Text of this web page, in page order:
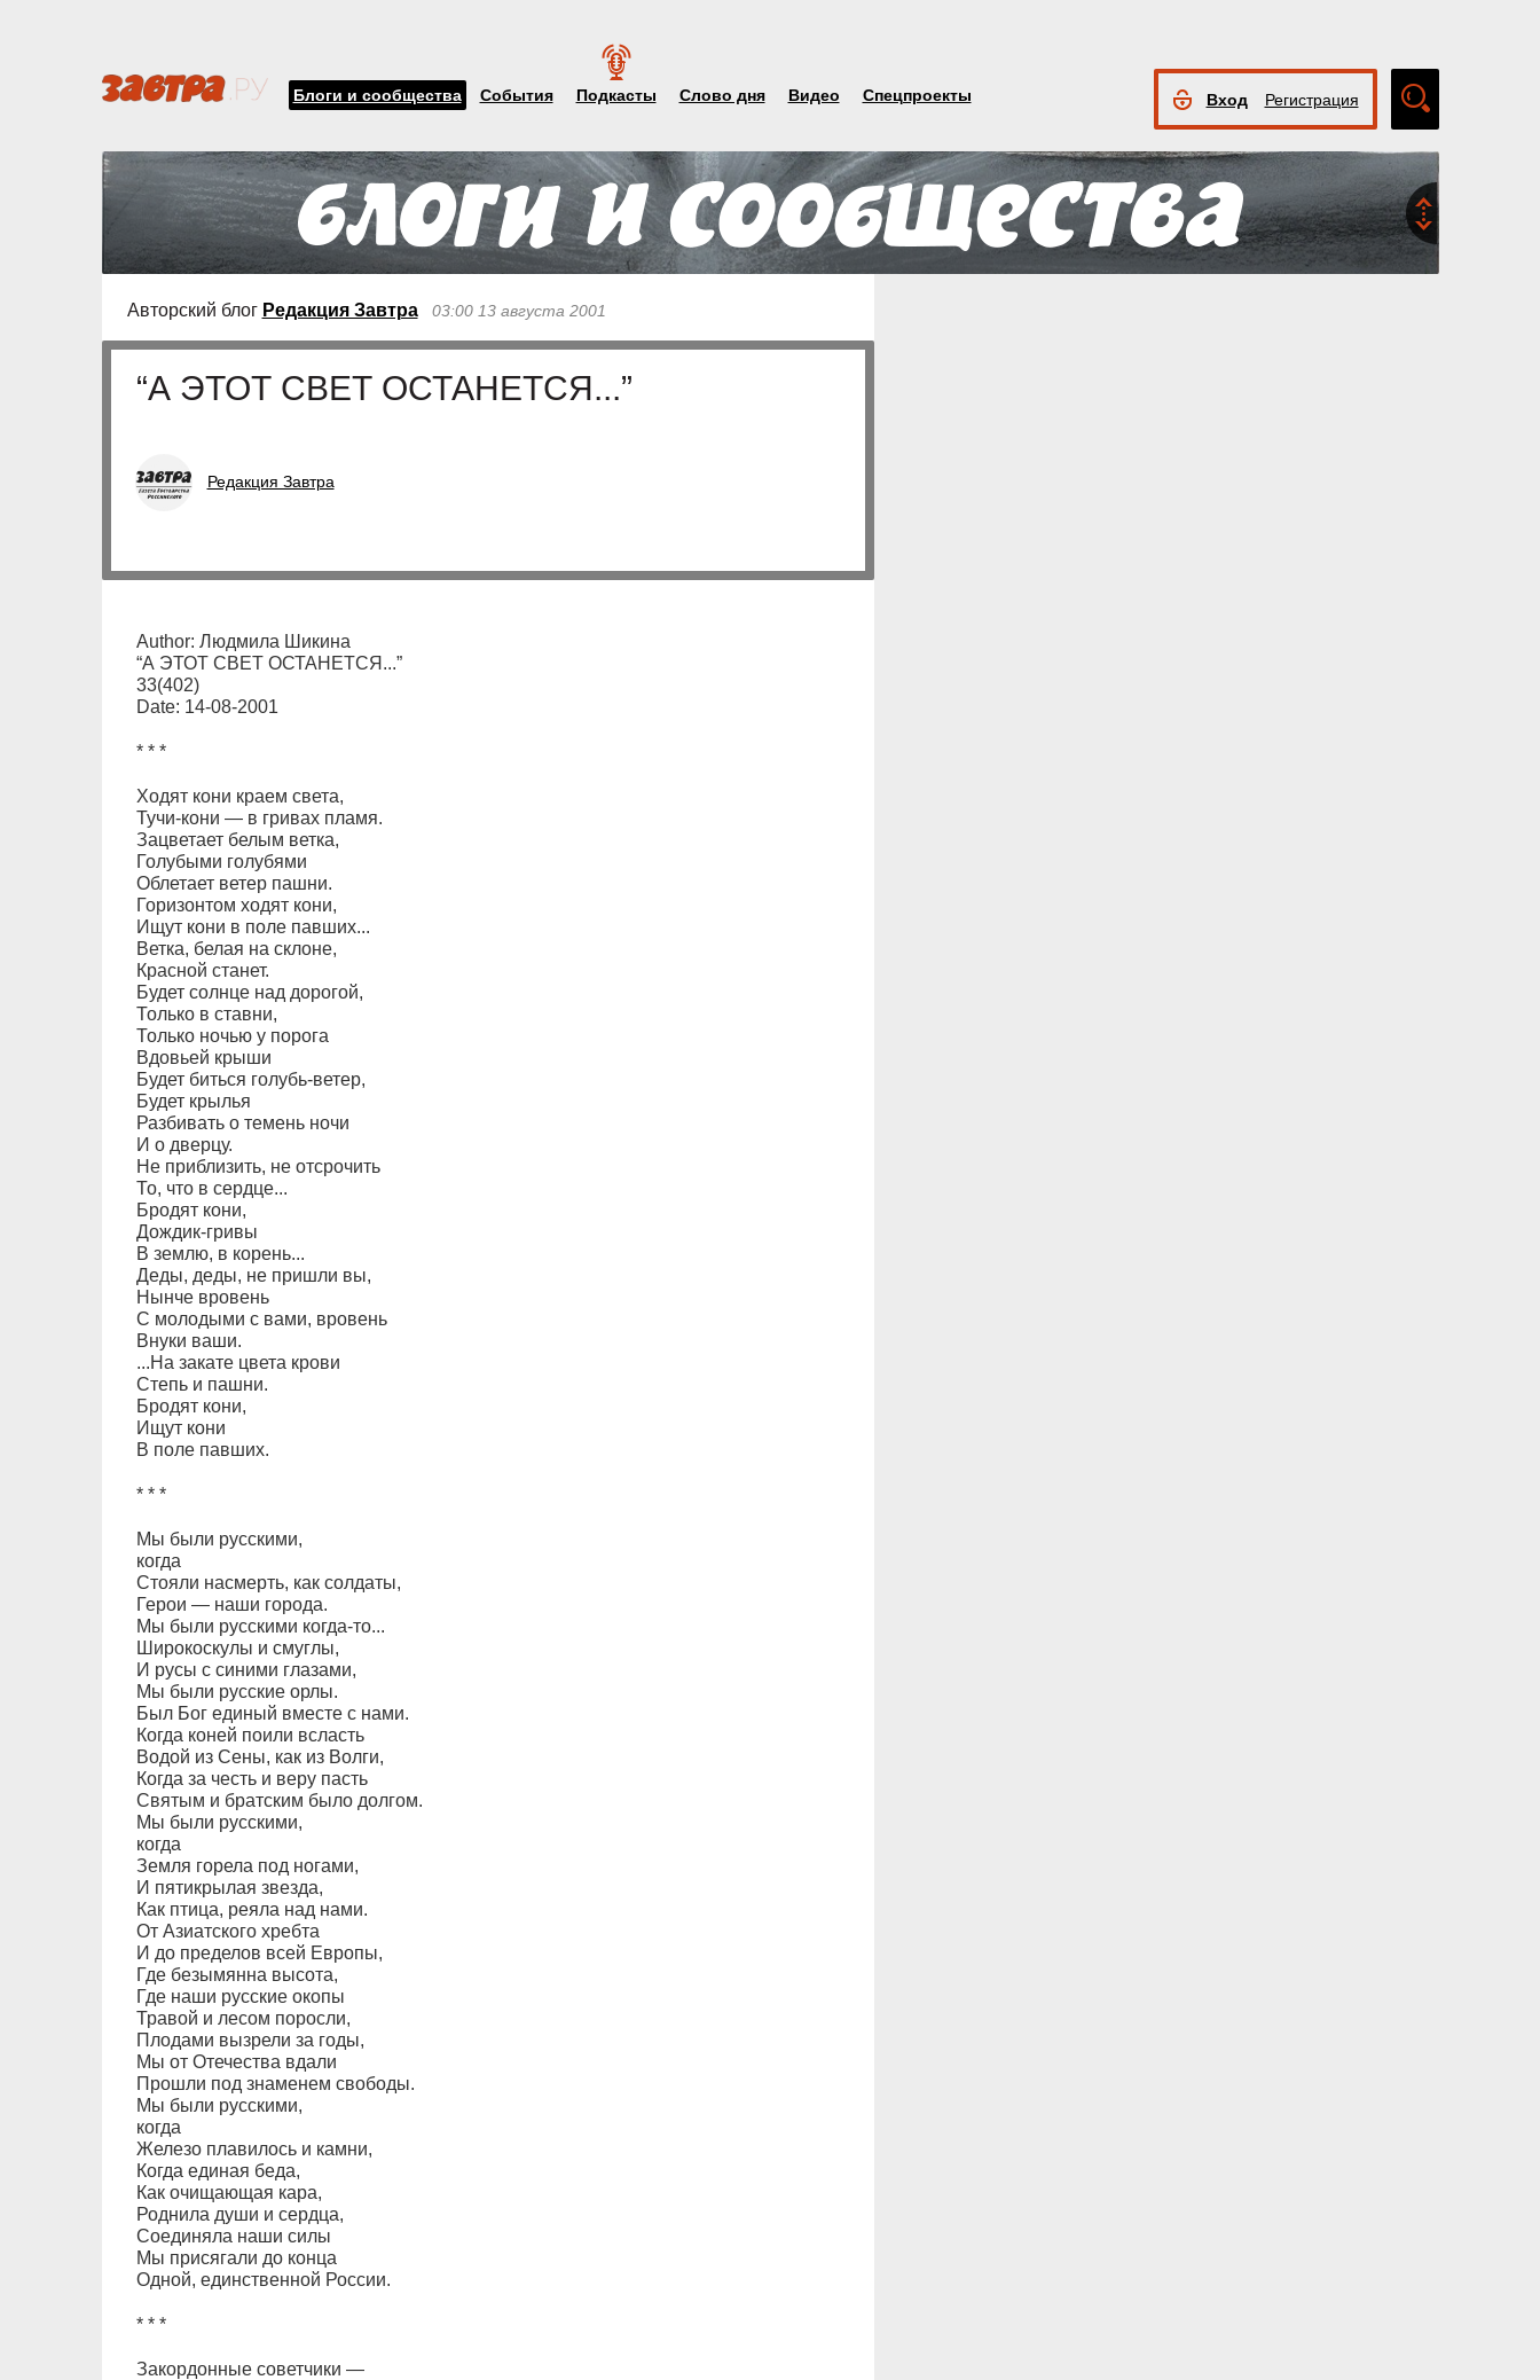
Блоги и сообщества События Подкасты Слово дня Видео Спецпроекты Вход Регистрация
поиск
Авторский блог Редакция Завтра 03:00 13 августа 2001
“А ЭТОТ СВЕТ ОСТАНЕТСЯ...”
Редакция Завтра
Author: Людмила Шикина
“А ЭТОТ СВЕТ ОСТАНЕТСЯ...”
33(402)
Date: 14-08-2001
* * *
Ходят кони краем света,
Тучи-кони — в гривах пламя.
Зацветает белым ветка,
Голубыми голубями
Облетает ветер пашни.
Горизонтом ходят кони,
Ищут кони в поле павших...
Ветка, белая на склоне,
Красной станет.
Будет солнце над дорогой,
Только в ставни,
Только ночью у порога
Вдовьей крыши
Будет биться голубь-ветер,
Будет крылья
Разбивать о темень ночи
И о дверцу.
Не приблизить, не отсрочить
То, что в сердце...
Бродят кони,
Дождик-гривы
В землю, в корень...
Деды, деды, не пришли вы,
Нынче вровень
С молодыми с вами, вровень
Внуки ваши.
...На закате цвета крови
Степь и пашни.
Бродят кони,
Ищут кони
В поле павших.
* * *
Мы были русскими,
когда
Стояли насмерть, как солдаты,
Герои — наши города.
Мы были русскими когда-то...
Широкоскулы и смуглы,
И русы с синими глазами,
Мы были русские орлы.
Был Бог единый вместе с нами.
Когда коней поили всласть
Водой из Сены, как из Волги,
Когда за честь и веру пасть
Святым и братским было долгом.
Мы были русскими,
когда
Земля горела под ногами,
И пятикрылая звезда,
Как птица, реяла над нами.
От Азиатского хребта
И до пределов всей Европы,
Где безымянна высота,
Где наши русские окопы
Травой и лесом поросли,
Плодами вызрели за годы,
Мы от Отечества вдали
Прошли под знаменем свободы.
Мы были русскими,
когда
Железо плавилось и камни,
Когда единая беда,
Как очищающая кара,
Роднила души и сердца,
Соединяла наши силы
Мы присягали до конца
Одной, единственной России.
* * *
Закордонные советчики —